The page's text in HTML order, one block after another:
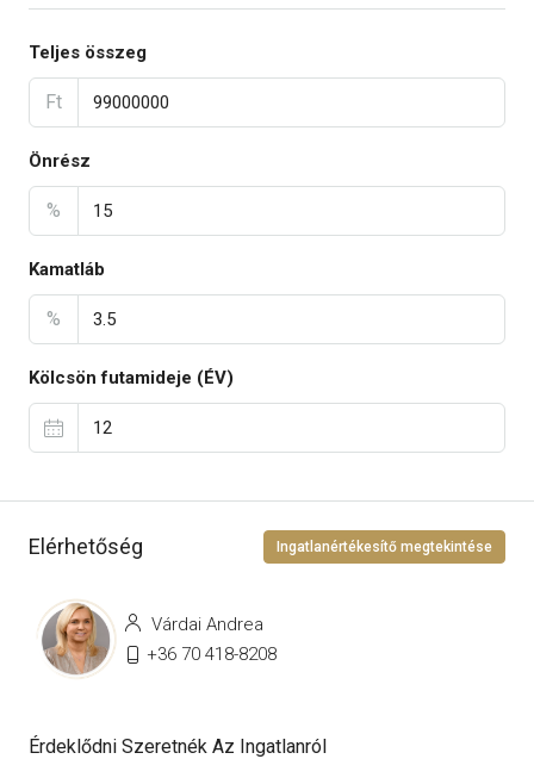
Teljes összeg
Ft
Önrész
%
Kamatláb
%
Kölcsön futamideje (ÉV)
Elérhetőség Ingatlanértékesítő megtekintése
Várdai Andrea
+36 70 418-8208
Érdeklődni Szeretnék Az Ingatlanról